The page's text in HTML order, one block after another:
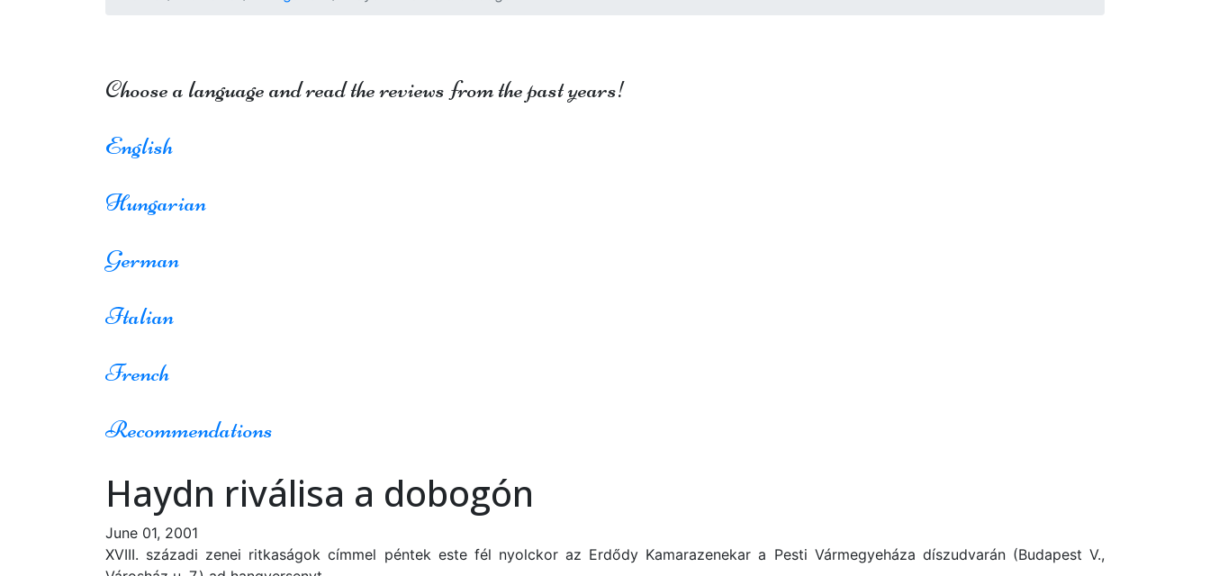
Choose a language and read the reviews from the past years!
English
Hungarian
German
Italian
French
Recommendations
Haydn riválisa a dobogón
June 01, 2001
XVIII. századi zenei ritkaságok címmel péntek este fél nyolckor az Erdődy Kamarazenekar a Pesti Vármegyeháza díszudvarán (Budapest V.,